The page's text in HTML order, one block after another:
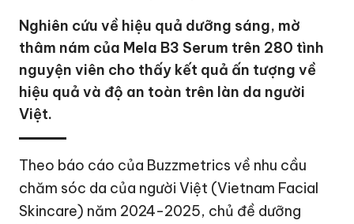
Nghiên cứu về hiệu quả dưỡng sáng, mờ
thâm nám của Mela B3 Serum trên 280 tình
nguyện viên cho thấy kết quả ấn tượng về
hiệu quả và độ an toàn trên làn da người
Việt.
Theo báo cáo của Buzzmetrics về nhu cầu
chăm sóc da của người Việt (Vietnam Facial
Skincare) năm 2024-2025, chủ đề dưỡng